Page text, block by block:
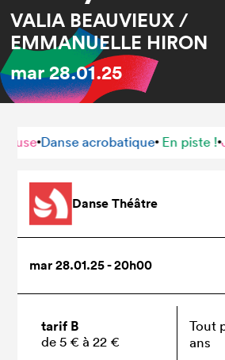
VALIA BEAUVIEUX /
EMMANUELLE HIRON
mar28.01.25
Danse acrobatique• En piste !•
Danse Théâtre
mar 28.01.25 - 20h00
tarif B
de 5 € à 22 €
Tout
ans